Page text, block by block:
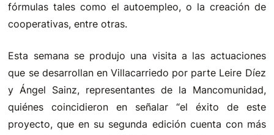
fórmulas tales como el autoempleo, o la creación de
cooperativas, entre otras.
Esta semana se produjo una visita a las actuaciones
que se desarrollan en Villacarriedo por parte Leire Díez
y Ángel Sainz, representantes de la Mancomunidad,
quiénes coincidieron en señalar “el éxito de este
proyecto, que en su segunda edición cuenta con más